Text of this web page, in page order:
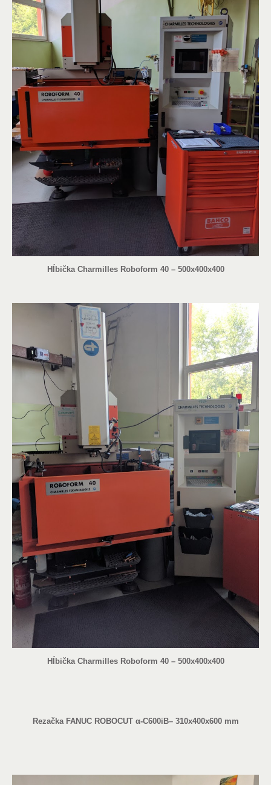
Hĺbička Charmilles Roboform 40 – 500x400x400
Hĺbička Charmilles Roboform 40 – 500x400x400
Rezačka FANUC ROBOCUT α-C600iB– 310x400x600 mm